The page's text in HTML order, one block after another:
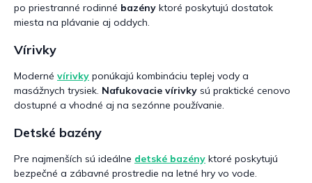
po priestranné rodinné bazény ktoré poskytujú dostatok
miesta na plávanie aj oddych.
Vírivky
Moderné vírivky ponúkajú kombináciu teplej vody a
masážnych trysiek. Nafukovacie vírivky sú praktické cenovo
dostupné a vhodné aj na sezónne používanie.
Detské bazény
Pre najmenších sú ideálne detské bazény ktoré poskytujú
bezpečné a zábavné prostredie na letné hry vo vode.